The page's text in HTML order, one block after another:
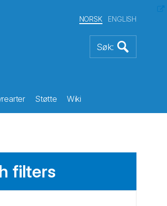
NORSK ENGLISH
Støtte Wiki
filters